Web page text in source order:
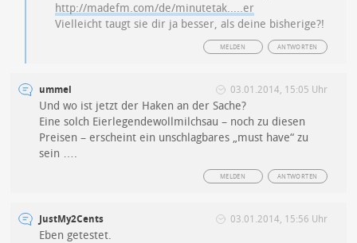
http://madefm.com/de/minutetak.....er
Vielleicht taugt sie dir ja besser, als deine bisherige?!
ANTWORTEN
MELDEN
ummel 03.01.2014, 15:05 Uhr
Und wo ist jetzt der Haken an der Sache?
Eine solch Eierlegendewollmilchsau – noch zu diesen
Preisen – erscheint ein unschlagbares „must have“ zu
sein ….
ANTWORTEN
MELDEN
JustMy2Cents 03.01.2014, 15:56 Uhr
Eben getestet.